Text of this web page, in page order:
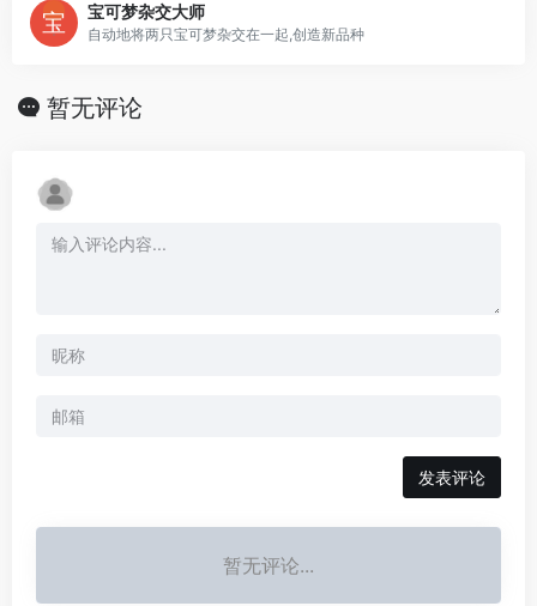
宝可梦杂交大师
自动地将两只宝可梦杂交在一起,创造新品种
暂无评论
发表评论
暂无评论...